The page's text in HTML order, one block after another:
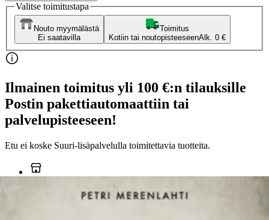
Valitse toimitustapa
Nouto myymälästä
Ei saatavilla
Toimitus
Kotiin tai noutopisteeseenAlk. 0 €
Ilmainen toimitus yli 100 €:n tilauksille
Postin pakettiautomaattiin tai
palvelupisteeseen!
Etu ei koske Suuri‑lisäpalvelulla toimitettavia tuotteita.
Tarkista myymäläsaatavuus